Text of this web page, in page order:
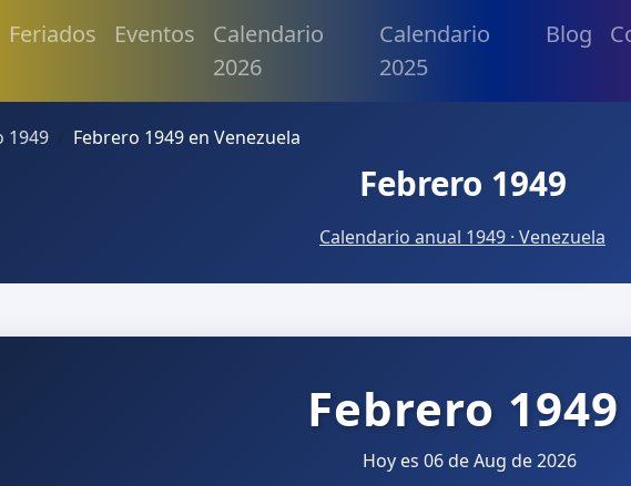
Feriados Eventos
Calendario
2026
Calendario
2025
Blog
1949 Febrero 1949 en Venezuela
Febrero 1949
Calendario anual 1949 · Venezuela
Febrero 1949
Hoy es 06 de Aug de 2026